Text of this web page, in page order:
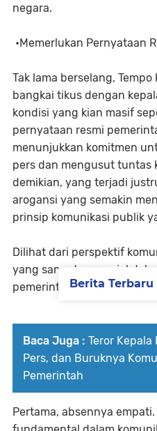
negara.
•Memerlukan Pernyataan
Tak lama berselang,
bangkai tikus dengan
kondisi yang kian masif
pernyataan resmi
menunjukkan komitmen
pers dan mengusut tuntas
demikian, yang terjadi
arogansi yang semakin
prinsip komunikasi publik
Dilihat dari perspektif
yang sangat menonjol
pemerintah dalam
Baca Juga : Teror Kepala
Pers, dan Buruknya
Pemerintah
Pertama, absennya
Berita Terbaru